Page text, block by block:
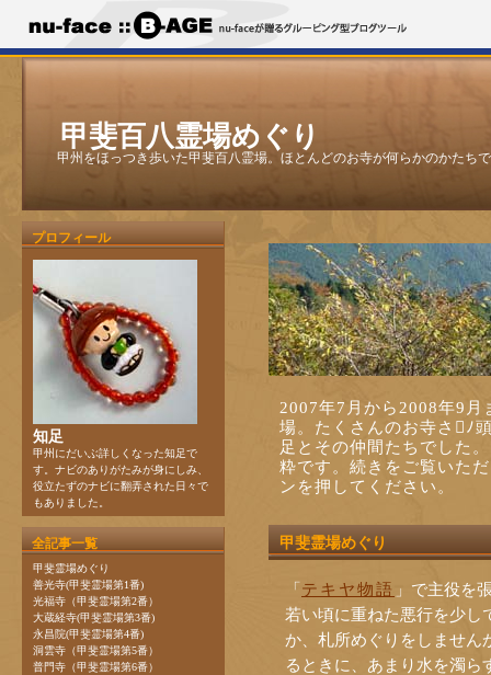
甲斐百八霊場めぐり
甲州をほっつき歩いた甲斐百八霊場。ほとんどのお寺が何らかのかたち
2007年7月から2008年9
場。たくさんのお寺さﾉ
足とその仲間たちでした
粋です。続きをご覧いた
ンを押してください。
甲斐霊場めぐり
「テキヤ物語 」で主役を
若い頃に重ねた悪行を少し
か、札所めぐりをしません
るときに、あまり水を濁
プロフィール
知足
甲州にだいぶ詳しくなった知足で
す。ナビのありがたみが身にしみ、
役立たずのナビに翻弄された日々で
もありました。
全記事一覧
甲斐霊場めぐり
善光寺(甲斐霊場第1番)
光福寺（甲斐霊場第2番）
大蔵経寺(甲斐霊場第3番)
永昌院(甲斐霊場第4番)
洞雲寺（甲斐霊場第5番）
普門寺（甲斐霊場第6番）